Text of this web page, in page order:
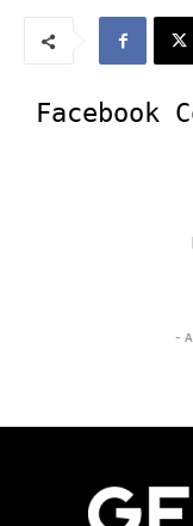
Facebook
-